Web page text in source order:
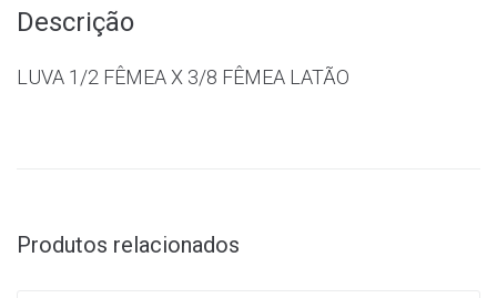
Descrição
LUVA 1/2 FÊMEA X 3/8 FÊMEA LATÃO
Produtos relacionados